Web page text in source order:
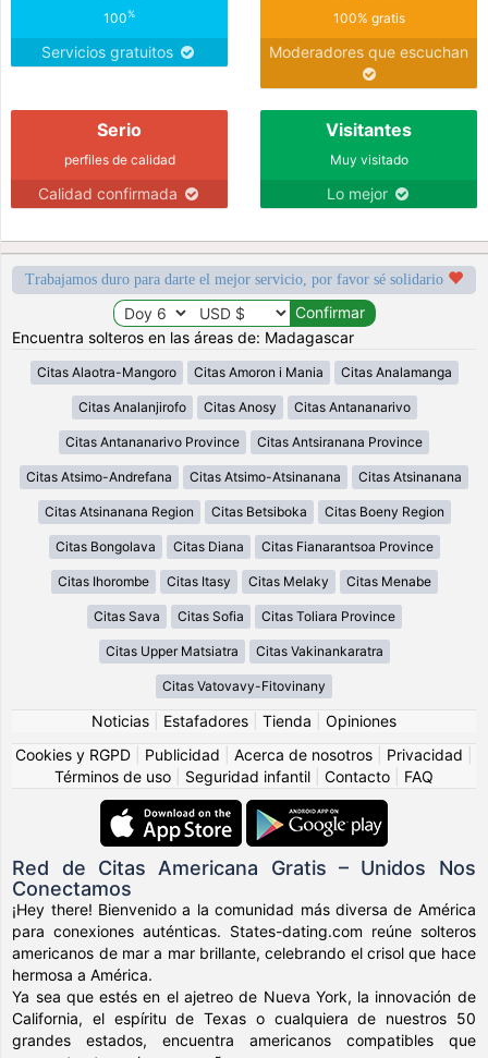
100%
Servicios gratuitos
100% gratis
Moderadores que escuchan
Serio
perfiles de calidad
Calidad confirmada
Visitantes
Muy visitado
Lo mejor
Trabajamos duro para darte el mejor servicio, por favor sé solidario
Encuentra solteros en las áreas de: Madagascar
Citas Alaotra-Mangoro Citas Amoron i Mania Citas Analamanga
Citas Analanjirofo Citas Anosy Citas Antananarivo
Citas Antananarivo Province Citas Antsiranana Province
Citas Atsimo-Andrefana Citas Atsimo-Atsinanana Citas Atsinanana
Citas Atsinanana Region Citas Betsiboka Citas Boeny Region
Citas Bongolava Citas Diana Citas Fianarantsoa Province
Citas Ihorombe Citas Itasy Citas Melaky Citas Menabe
Citas Sava Citas Sofia Citas Toliara Province
Citas Upper Matsiatra Citas Vakinankaratra
Citas Vatovavy-Fitovinany
Noticias Estafadores Tienda
Opiniones
Cookies y RGPD
Publicidad Acerca de nosotros Privacidad
Términos de uso
Seguridad infantil Contacto FAQ
Red de Citas Americana Gratis – Unidos Nos
Conectamos
¡Hey there! Bienvenido a la comunidad más diversa de América
para conexiones auténticas. States-dating.com reúne solteros
americanos de mar a mar brillante, celebrando el crisol que hace
hermosa a América.
Ya sea que estés en el ajetreo de Nueva York, la innovación de
California, el espíritu de Texas o cualquiera de nuestros 50
grandes estados, encuentra americanos compatibles que